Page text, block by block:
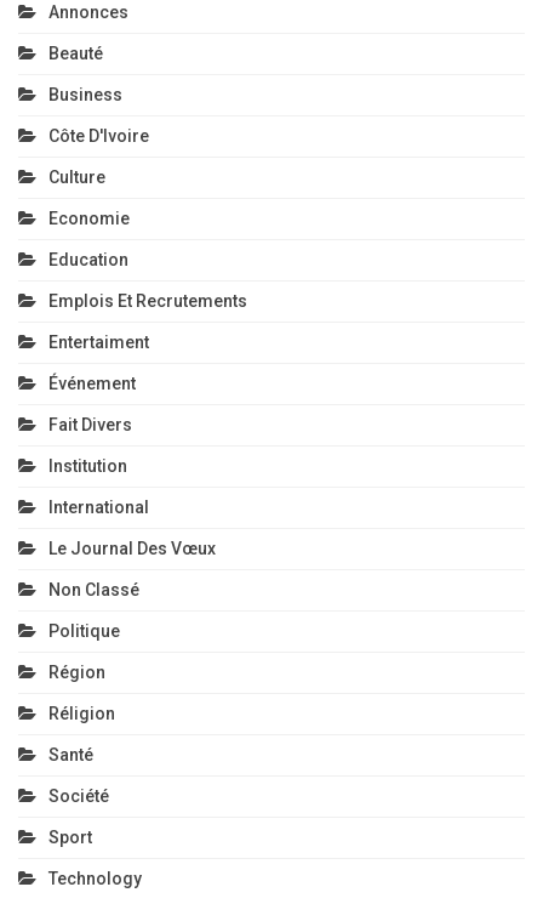
Annonces
Beauté
Business
Côte D'Ivoire
Culture
Economie
Education
Emplois Et Recrutements
Entertaiment
Événement
Fait Divers
Institution
International
Le Journal Des Vœux
Non Classé
Politique
Région
Réligion
Santé
Société
Sport
Technology